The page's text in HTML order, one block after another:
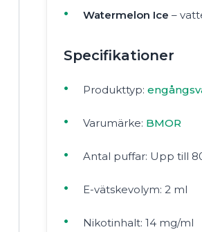
Watermelon Ice –
Specifikationer
Produkttyp:
Varumärke: BMOR
Antal puffar: Upp till
E-vätskevolym: 2 ml
Nikotinhalt: 14 mg/ml